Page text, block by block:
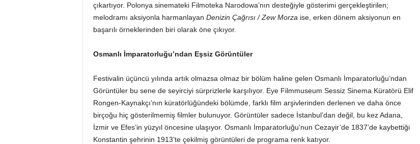
çıkartıyor. Polonya sinemateki Filmoteka Narodowa’nın desteğiyle gösterimi gerçekleştirilen;
melodramı aksiyonla harmanlayan Denizin Çağrısı / Zew Morza ise, erken dönem aksiyonun en
başarılı örneklerinden biri olarak öne çıkıyor.
Osmanlı İmparatorluğu’ndan Eşsiz Görüntüler
Festivalin üçüncü yılında artık olmazsa olmaz bir bölüm haline gelen Osmanlı İmparatorluğu’ndan
Görüntüler bu sene de seyirciyi sürprizlerle karşılıyor. Eye Filmmuseum Sessiz Sinema Küratörü Elif
Rongen-Kaynakçı’nın küratörlüğündeki bölümde, farklı film arşivlerinden derlenen ve daha önce
birçoğu hiç gösterilmemiş filmler bulunuyor. Görüntüler sadece İstanbul’dan değil, bu kez Adana,
İzmir ve Efes’in yüzyıl öncesine ulaşıyor. Osmanlı İmparatorluğu’nun Cezayir’de 1837’de kaybettiği
Konstantin şehrinin 1913’te çekilmiş görüntüleri de programa renk katıyor.